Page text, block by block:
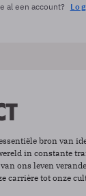
al een account?
bron van
in constante
ons leven
carrière tot onze